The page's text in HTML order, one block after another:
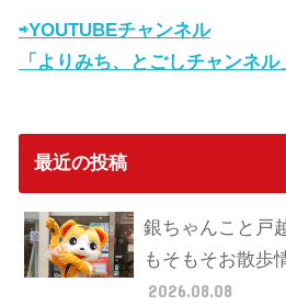
⇨YOUTUBEチャンネル
「よりみち、とごしチャンネル
最近の投稿
銀ちゃんこと戸
もそもそお散歩
2026.08.08